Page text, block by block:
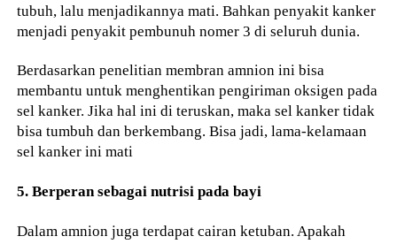
tubuh, lalu menjadikannya mati. Bahkan penyakit kanker
menjadi penyakit pembunuh nomer 3 di seluruh dunia.
Berdasarkan penelitian membran amnion ini bisa
membantu untuk menghentikan pengiriman oksigen pada
sel kanker. Jika hal ini di teruskan, maka sel kanker tidak
bisa tumbuh dan berkembang. Bisa jadi, lama-kelamaan
sel kanker ini mati
5. Berperan sebagai nutrisi pada bayi
Dalam amnion juga terdapat cairan ketuban. Apakah